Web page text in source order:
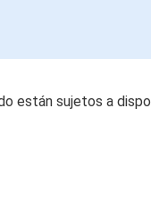
están sujetos a